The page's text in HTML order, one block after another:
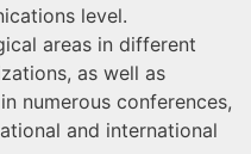
level.
areas in different
as well as
numerous conferences,
and international